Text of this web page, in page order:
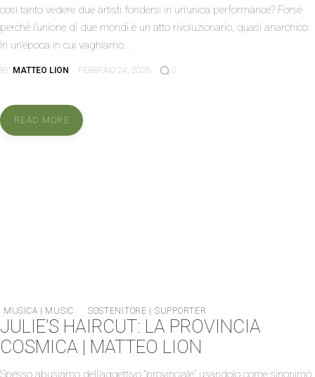
così tanto vedere due artisti fondersi in un’unica performance? Forse
perché l’unione di due mondi è un atto rivoluzionario, quasi anarchico.
In un’epoca in cui vaghiamo…
BY MATTEO LION FEBBRAIO 24, 2026 0
READ MORE
MUSICA | MUSIC SOSTENITORE | SUPPORTER
JULIE’S HAIRCUT: LA PROVINCIA
COSMICA | MATTEO LION
Spesso abusiamo dell’aggettivo “provinciale” usandolo come sinonimo